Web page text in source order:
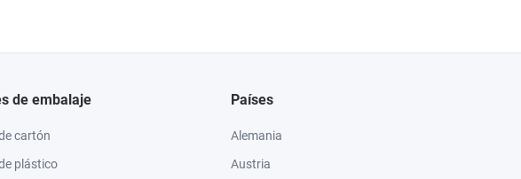
de embalaje
cartón
plástico
Países
Alemania
Austria